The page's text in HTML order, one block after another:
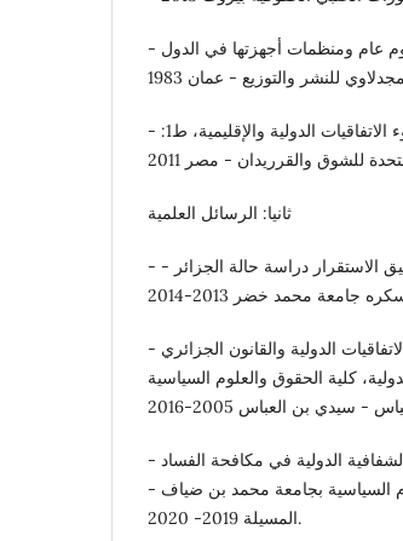
- فهمى محمود شكرى: الرقابة المالية العليا، مفهوم عام ومنظمات أجهزتها في الدول
- وليد ابراهيم الدسوقي: مكافحة الفساد في ضوء الاتفاقيات الدولية والإقليمية، ط1:
ثانيا: الرسائل العلمية
- إيمان حملاوى: المؤسسات المالية الدولية في تحقيق الاستقرار دراسة حالة الجزائر -
- بن عودة حورية: الفساد وآليات مكافحته في إطار الاتفاقيات الدولية والقانون الجزائري
كلية الحقوق والعلوم السياسية
- صابرين خال، وعبير بن مرزوق: جهود منظمة الشفافية الدولية في مكافحة الفساد
السياسية بجامعة محمد بن ضياف -
المسيلة 2019- 2020.